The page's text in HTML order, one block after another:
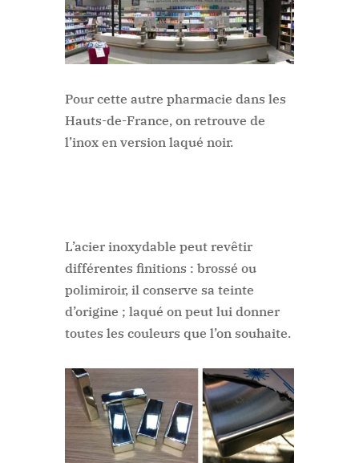
Pour cette autre pharmacie dans les
Hauts-de-France, on retrouve de
l’inox en version laqué noir.
L’acier inoxydable peut revêtir
différentes finitions : brossé ou
polimiroir, il conserve sa teinte
d’origine ; laqué on peut lui donner
toutes les couleurs que l’on souhaite.